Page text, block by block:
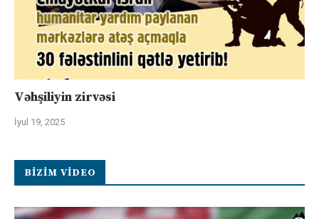
Vəhşiliyin zirvəsi
İyul 19, 2025
BIZIM VIDEO